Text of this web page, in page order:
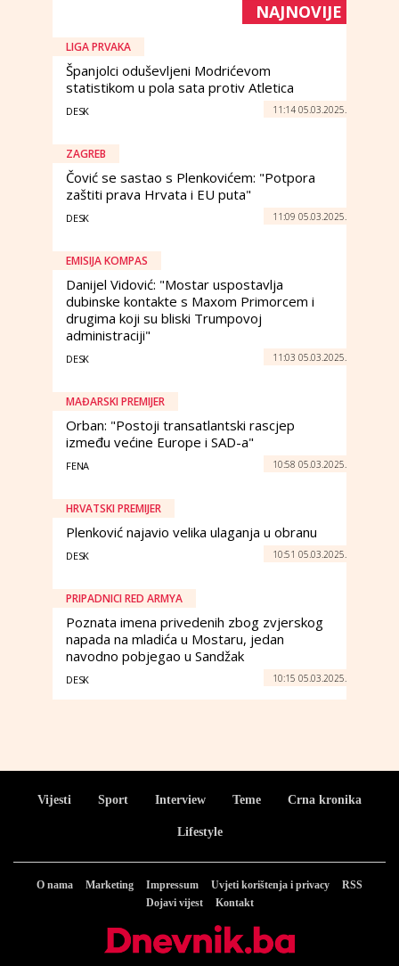
NAJNOVIJE
LIGA PRVAKA
Španjolci oduševljeni Modrićevom
statistikom u pola sata protiv Atletica
DESK 11:14 05.03.2025.
ZAGREB
Čović se sastao s Plenkovićem: "Potpora
zaštiti prava Hrvata i EU puta"
DESK 11:09 05.03.2025.
EMISIJA KOMPAS
Danijel Vidović: "Mostar uspostavlja
dubinske kontakte s Maxom Primorcem i
drugima koji su bliski Trumpovoj
administraciji"
DESK 11:03 05.03.2025.
MAĐARSKI PREMIJER
Orban: "Postoji transatlantski rascjep
između većine Europe i SAD-a"
FENA 10:58 05.03.2025.
HRVATSKI PREMIJER
Plenković najavio velika ulaganja u obranu
DESK 10:51 05.03.2025.
PRIPADNICI RED ARMYA
Poznata imena privedenih zbog zvjerskog
napada na mladića u Mostaru, jedan
navodno pobjegao u Sandžak
DESK 10:15 05.03.2025.
Vijesti Sport Interview Teme Crna kronika
Lifestyle
O nama Marketing Impressum Uvjeti korištenja i privacy
RSS
Dojavi vijest
Kontakt